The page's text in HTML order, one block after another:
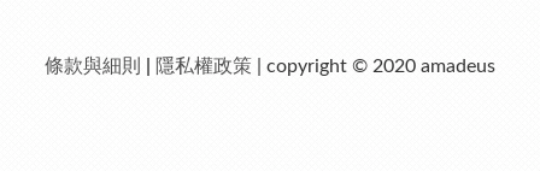
條款與細則 隱私權政策 | copyright © 2020 amadeus